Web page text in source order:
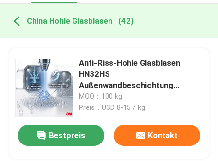
China Hohle Glasblasen (42)
Anti-Riss-Hohle Glasblasen
HN32HS
Außenwandbeschichtung
Zusatzstoff 100 MPa
Druckfestigkeit
MOQ：100 kg
Preis：USD 8-15 / kg
Bestpreis Kontakt